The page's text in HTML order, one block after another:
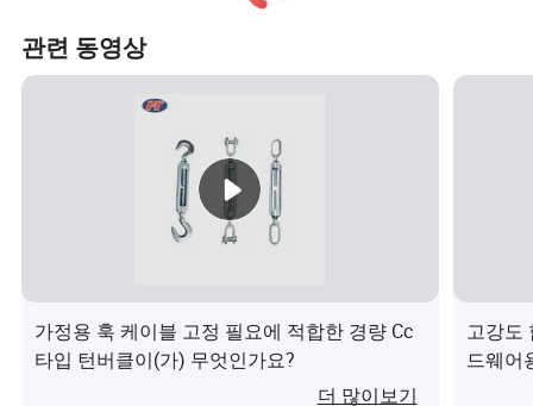
관련 동영상
가정용 훅 케이블 고정 필요에 적합한 경량 Cc
타입 턴버클이(가) 무엇인가요?
더 많이보기
고강도
드웨어